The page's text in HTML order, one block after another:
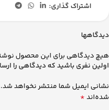
اشتراک گذاری:
دیدگاهها
هیچ دیدگاهی برای این محصول
اولین نفری باشید که دیدگاهی را
نشانی ایمیل شما منتشر نخواهد شد.
شده‌اند*